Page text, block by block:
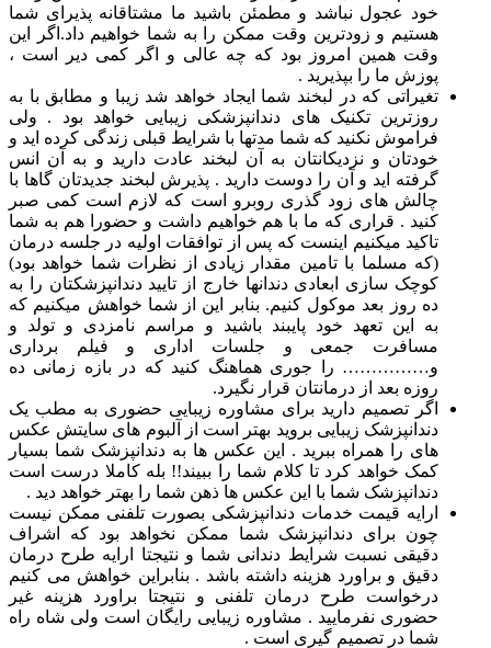
خود عجول نباشد و مطمئن باشید ما مشتاقانه پذیرای شما
هستیم و زودترین وقت ممکن را به شما خواهیم داد.اگر این
وقت همین امروز بود که چه عالی و اگر کمی دیر است ،
پوزش ما را بپذیرید .
تغیراتی که در لبخند شما ایجاد خواهد شد زیبا و مطابق با به
روزترین تکنیک های دندانپزشکی زیبایی خواهد بود . ولی
فراموش نکنید که شما مدتها با شرایط قبلی زندگی کرده اید و
خودتان و نزدیکانتان به آن لبخند عادت دارید و به آن انس
گرفته اید و آن را دوست دارید . پذیرش لبخند جدیدتان گاها با
چالش های زود گذری روبرو است که لازم است کمی صبر
کنید . قراری که ما با هم خواهیم داشت و حضورا هم به شما
تاکید میکنیم اینست که پس از توافقات اولیه در جلسه درمان
(که مسلما با تامین مقدار زیادی از نظرات شما خواهد بود)
کوچک سازی ابعادی دندانها خارج از تایید دندانپزشکتان را به
ده روز بعد موکول کنیم. بنابر این از شما خواهش میکنیم که
به این تعهد خود پایبند باشید و مراسم نامزدی و تولد و
مسافرت جمعی و جلسات اداری و فیلم برداری
و…………… را جوری هماهنگ کنید که در بازه زمانی ده
روزه بعد از درمانتان قرار نگیرد.
اگر تصمیم دارید برای مشاوره زیبایی حضوری به مطب یک
دندانپزشک زیبایی بروید بهتر است از آلبوم های سایتش عکس
های را همراه ببرید . این عکس ها به دندانپزشک شما بسیار
کمک خواهد کرد تا کلام شما را ببیند!! بله کاملا درست است
دندانپزشک شما با این عکس ها ذهن شما را بهتر خواهد دید .
ارایه قیمت خدمات دندانپزشکی بصورت تلفنی ممکن نیست
چون برای دندانپزشک شما ممکن نخواهد بود که اشراف
دقیقی نسبت شرایط دندانی شما و نتیجتا ارایه طرح درمان
دقیق و براورد هزینه داشته باشد . بنابراین خواهش می کنیم
درخواست طرح درمان تلفنی و نتیجتا براورد هزینه غیر
حضوری نفرمایید . مشاوره زیبایی رایگان است ولی شاه راه
شما در تصمیم گیری است .